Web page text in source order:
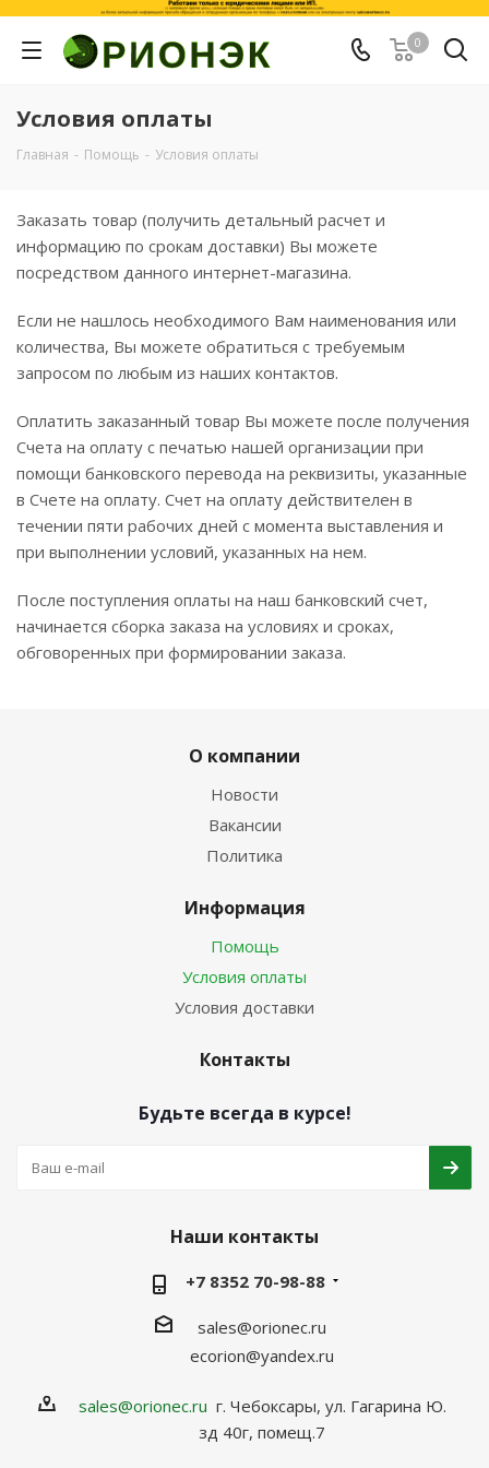
0
Условия оплаты
Главная - Помощь - Условия оплаты
Заказать товар (получить детальный расчет и
информацию по срокам доставки) Вы можете
посредством данного интернет-магазина.
Если не нашлось необходимого Вам наименования или
количества, Вы можете обратиться с требуемым
запросом по любым из наших контактов.
Оплатить заказанный товар Вы можете после получения
Счета на оплату с печатью нашей организации при
помощи банковского перевода на реквизиты, указанные
в Счете на оплату. Счет на оплату действителен в
течении пяти рабочих дней с момента выставления и
при выполнении условий, указанных на нем.
После поступления оплаты на наш банковский счет,
начинается сборка заказа на условиях и сроках,
обговоренных при формировании заказа.
О компании
Новости
Вакансии
Политика
Информация
Помощь
Условия оплаты
Условия доставки
Контакты
Будьте всегда в курсе!
Наши контакты
+7 8352 70-98-88
sales@orionec.ru
ecorion@yandex.ru
sales@orionec.ru г. Чебоксары, ул. Гагарина Ю.
зд 40г, помещ.7